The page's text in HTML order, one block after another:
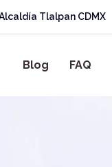
Tlalpan CDMX
Blog FAQ